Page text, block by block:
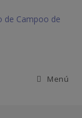
Menú